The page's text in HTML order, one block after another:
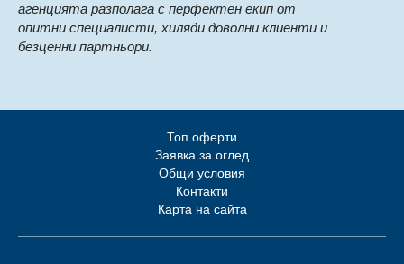
агенцията разполага с перфектен екип от
опитни специалисти, хиляди доволни клиенти и
безценни партньори.
Топ оферти
Заявка за оглед
Общи условия
Контакти
Карта на сайта